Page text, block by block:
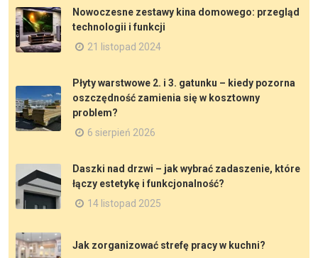
Nowoczesne zestawy kina domowego: przegląd
technologii i funkcji
21 listopad 2024
Płyty warstwowe 2. i 3. gatunku – kiedy pozorna
oszczędność zamienia się w kosztowny
problem?
6 sierpień 2026
Daszki nad drzwi – jak wybrać zadaszenie, które
łączy estetykę i funkcjonalność?
14 listopad 2025
Jak zorganizować strefę pracy w kuchni?